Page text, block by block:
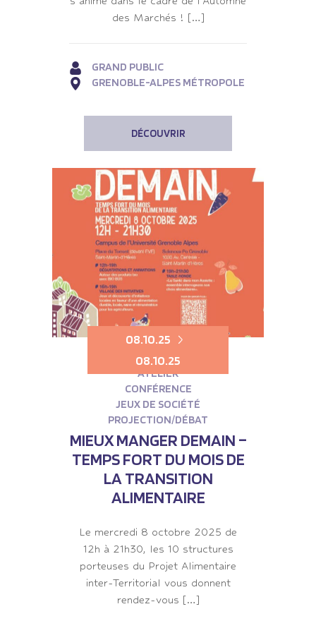
des Marchés ! […]
GRAND PUBLIC
GRENOBLE-ALPES MÉTROPOLE
DÉCOUVRIR
08.10.25
08.10.25
ATELIER
CONFÉRENCE
JEUX DE SOCIÉTÉ
PROJECTION/DÉBAT
MIEUX MANGER DEMAIN –
TEMPS FORT DU MOIS DE
LA TRANSITION
ALIMENTAIRE
Le mercredi 8 octobre 2025 de
12h à 21h30, les 10 structures
porteuses du Projet Alimentaire
inter-Territorial vous donnent
rendez-vous […]